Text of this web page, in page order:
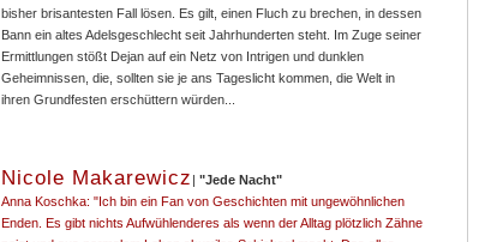
bisher brisantesten Fall lösen. Es gilt, einen Fluch zu brechen, in dessen
Bann ein altes Adelsgeschlecht seit Jahrhunderten steht. Im Zuge seiner
Ermittlungen stößt Dejan auf ein Netz von Intrigen und dunklen
Geheimnissen, die, sollten sie je ans Tageslicht kommen, die Welt in
ihren Grundfesten erschüttern würden...
Nicole Makarewicz | "Jede Nacht"
Anna Koschka: "Ich bin ein Fan von Geschichten mit ungewöhnlichen
Enden. Es gibt nichts Aufwühlenderes als wenn der Alltag plötzlich Zähne